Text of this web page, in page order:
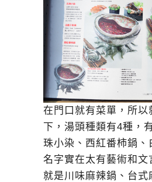
在門口就有菜單，所以
下，湯頭種類有4種，
珠小染、西紅番柿鍋、
名字實在太有藝術和文
就是川味麻辣鍋、台式